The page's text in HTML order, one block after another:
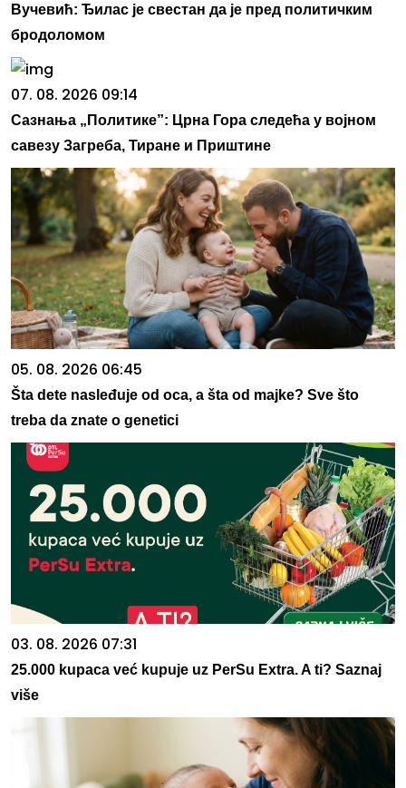
Вучевић: Ђилас је свестан да је пред политичким
бродоломом
07. 08. 2026 09:14
Сазнања „Политике”: Црна Гора следећа у војном
савезу Загреба, Тиране и Приштине
05. 08. 2026 06:45
Šta dete nasleđuje od oca, a šta od majke? Sve što
treba da znate o genetici
03. 08. 2026 07:31
25.000 kupaca već kupuje uz PerSu Extra. A ti? Saznaj
više